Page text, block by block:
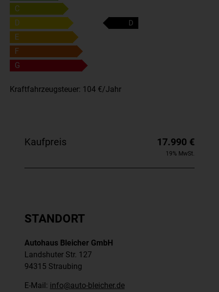
C
D
D
E
F
G
Kraftfahrzeugsteuer: 104 €/Jahr
Kaufpreis 17.990 €
19% MwSt.
STANDORT
Autohaus Bleicher GmbH
Landshuter Str. 127
94315 Straubing
E-Mail: info@auto-bleicher.de